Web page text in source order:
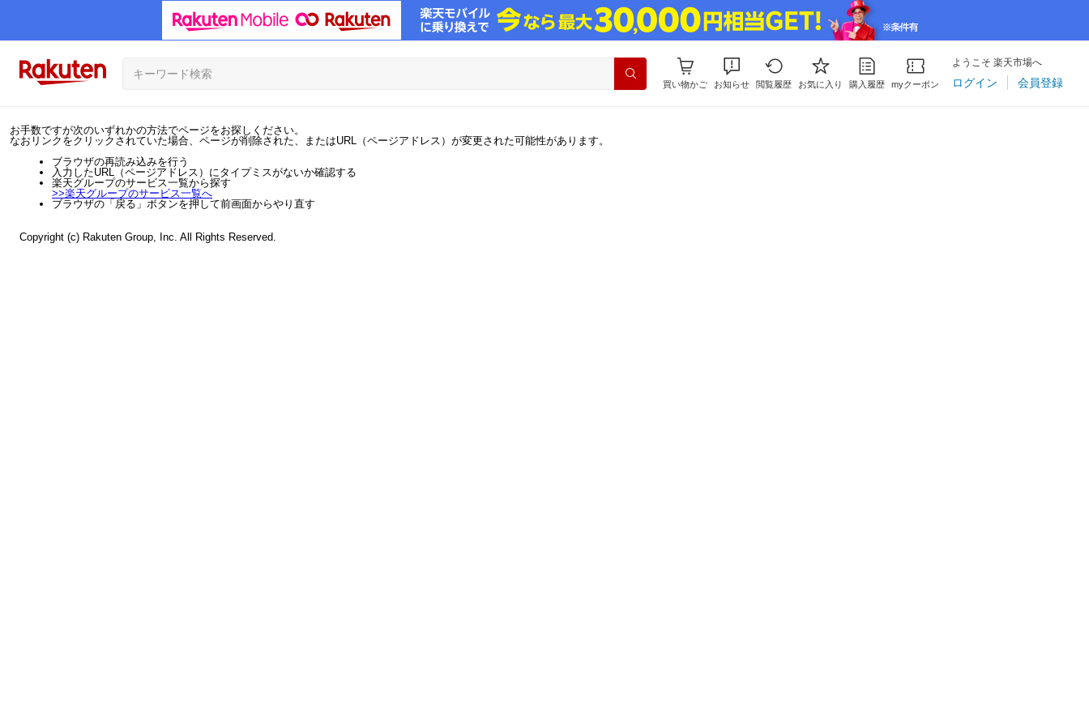
買い物かご お知らせ 閲覧履歴 お気に入り 購入履歴 myクーポン
ようこそ 楽天市場へ
ログイン 会員登録
お手数ですが次のいずれかの方法でページをお探しください。
なおリンクをクリックされていた場合、ページが削除された、またはURL（ページアドレス）が変更された可能性があります。
ブラウザの再読み込みを行う
入力したURL（ページアドレス）にタイプミスがないか確認する
楽天グループのサービス一覧から探す
>>楽天グループのサービス一覧へ
ブラウザの「戻る」ボタンを押して前画面からやり直す
Copyright (c) Rakuten Group, Inc. All Rights Reserved.